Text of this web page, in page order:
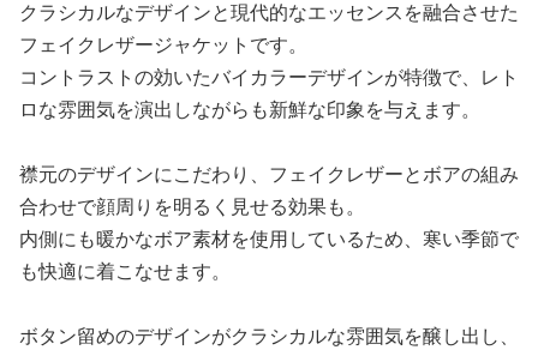
クラシカルなデザインと現代的なエッセンスを融合させた
フェイクレザージャケットです。
コントラストの効いたバイカラーデザインが特徴で、レト
ロな雰囲気を演出しながらも新鮮な印象を与えます。
襟元のデザインにこだわり、フェイクレザーとボアの組み
合わせで顔周りを明るく見せる効果も。
内側にも暖かなボア素材を使用しているため、寒い季節で
も快適に着こなせます。
ボタン留めのデザインがクラシカルな雰囲気を醸し出し、